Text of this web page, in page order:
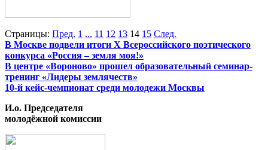
Страницы: Пред. 1 ... 11 12 13 14 15 След.
В Москве подвели итоги X Всероссийского поэтического
конкурса «Россия – земля моя!»
В центре «Вороново» прошел образовательный семинар-
тренинг «Лидеры землячеств»
10-й кейс-чемпионат среди молодежи Москвы
И.о. Председателя
молодёжной комиссии